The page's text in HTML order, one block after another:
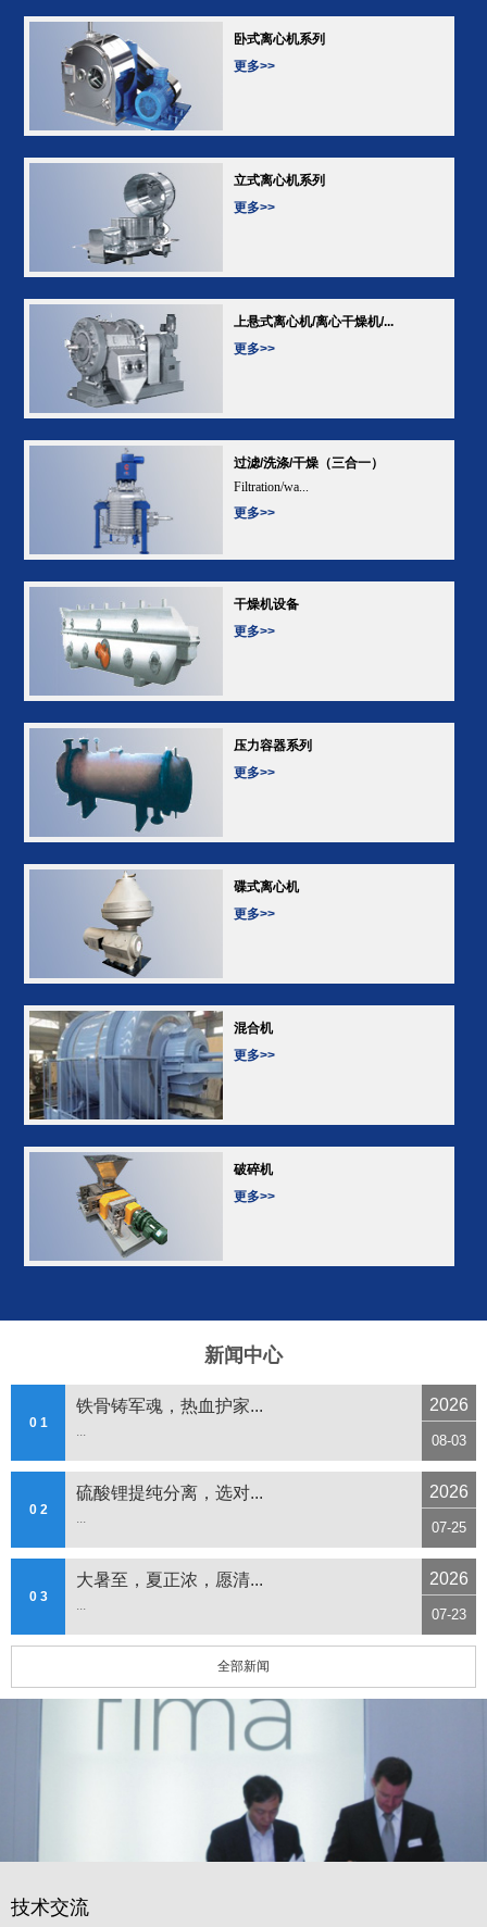
卧式离心机系列
更多>>
立式离心机系列
更多>>
上悬式离心机/离心干燥机/...
更多>>
过滤/洗涤/干燥（三合一）
Filtration/wa...
更多>>
干燥机设备
更多>>
压力容器系列
更多>>
碟式离心机
更多>>
混合机
更多>>
破碎机
更多>>
新闻中心
0 1
铁骨铸军魂，热血护家...
...
2026
08-03
0 2
硫酸锂提纯分离，选对...
...
2026
07-25
0 3
大暑至，夏正浓，愿清...
...
2026
07-23
全部新闻
技术交流